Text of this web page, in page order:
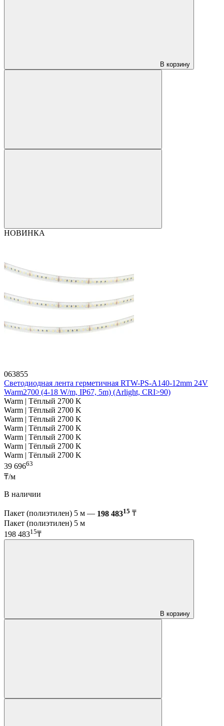
В корзину
НОВИНКА
063855
Светодиодная лента герметичная RTW-PS-A140-12mm 24V
Warm2700 (4-18 W/m, IP67, 5m) (Arlight, CRI>90)
Warm | Тёплый 2700 K
Warm | Тёплый 2700 K
Warm | Тёплый 2700 K
Warm | Тёплый 2700 K
Warm | Тёплый 2700 K
Warm | Тёплый 2700 K
Warm | Тёплый 2700 K
39 69663
₸/м
В наличии
Пакет (полиэтилен) 5 м — 198 48315 ₸
Пакет (полиэтилен) 5 м
198 48315₸
В корзину